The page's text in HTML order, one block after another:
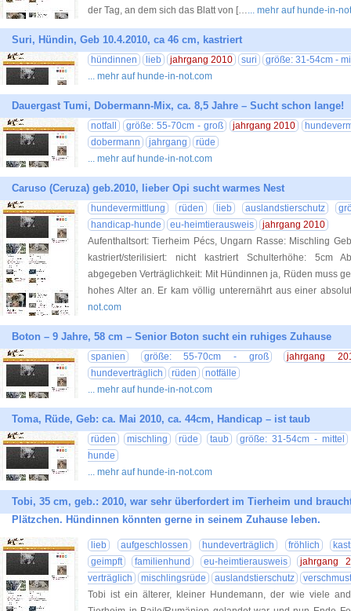
der Tag, an dem sich das Blatt von […... mehr auf hunde-in-
Suri, Hündin, Geb 10.4.2010, ca 46 cm, kastriert
hündinnen lieb jahrgang 2010 suri
größe: 31-54cm -
... mehr auf hunde-in-not.com
Dauergast Tumi, Dobermann-Mix, ca. 8,5 Jahre – Sucht schon lange!
notfall größe: 55-70cm - groß jahrgang 2010
dobermann
jahrgang
rüde
... mehr auf hunde-in-not.com
Caruso (Ceruza) geb.2010, lieber Opi sucht warmes Nest
hundevermittlung rüden lieb auslandstierschutz
handicap-hunde
eu-heimtierausweis
jahrgang 2010
Aufenthaltsort: Tierheim Pécs, Ungarn Rasse: Mischling
kastriert/sterilisiert: nicht kastriert Schulterhöhe: 5cm
abgegeben Verträglichkeit: Mit Hündinnen ja, Rüden muss
hohes Alter an. Er kam völlig unterernährt aus einer
not.com
Boton – 9 Jahre, 58 cm – Senior Boton sucht ein ruhiges Zuhause
spanien größe: 55-70cm - groß
jahrgang
hundeverträglich
rüden
notfälle
... mehr auf hunde-in-not.com
Toma, Rüde, Geb: ca. Mai 2010, ca. 44cm, Handicap – ist taub
rüden mischling rüde taub
größe: 31-54cm - mittel
hunde
... mehr auf hunde-in-not.com
Tobi, 35 cm, geb.: 2010, war sehr überfordert im Tierheim und
Plätzchen. Hündinnen könnten gerne in seinem Zuhause leben.
lieb aufgeschlossen hundeverträglich fröhlich
geimpft
familienhund eu-heimtierausweis
jahrgang
verträglich
mischlingsrüde auslandstierschutz
verschmust
Tobi ist ein älterer, kleiner Hundemann, der wie viele